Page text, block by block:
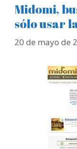
Midomi,
sólo usar
20 de mayo de